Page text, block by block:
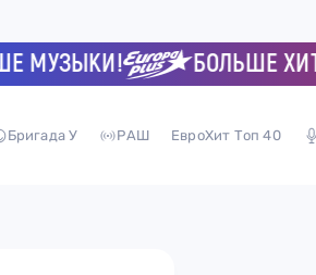
БОЛЬШЕ
Бригада У РАШ ЕвроХит Топ 40